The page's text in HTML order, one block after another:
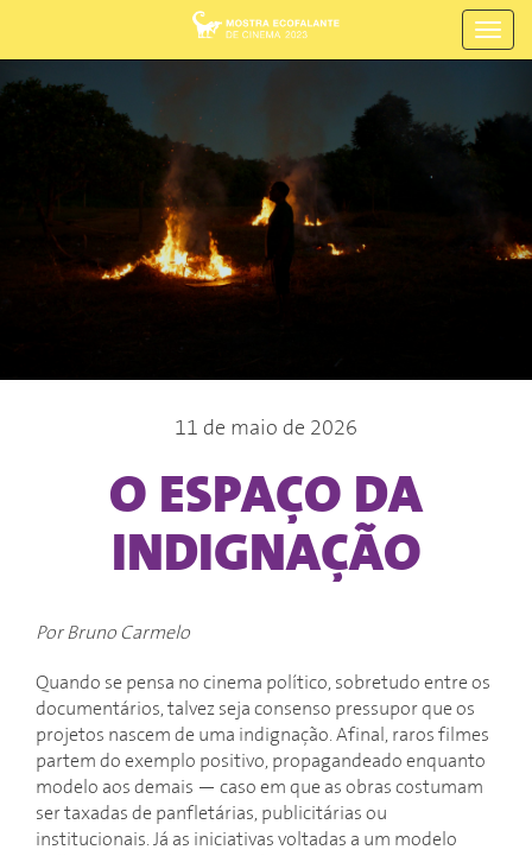
11 de maio de 2026
O ESPAÇO DA
INDIGNAÇÃO
Por Bruno Carmelo
Quando se pensa no cinema político, sobretudo entre os
documentários, talvez seja consenso pressupor que os
projetos nascem de uma indignação. Afinal, raros filmes
partem do exemplo positivo, propagandeado enquanto
modelo aos demais — caso em que as obras costumam
ser taxadas de panfletárias, publicitárias ou
institucionais. Já as iniciativas voltadas a um modelo